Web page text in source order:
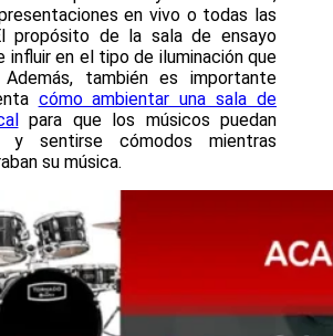
en vivo o todas las
propósito de la sala de ensayo
influir en el tipo de iluminación que
también es importante
cómo ambientar una sala de
para que los músicos puedan
y sentirse cómodos mientras
su música.